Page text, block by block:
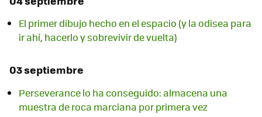
El primer dibujo hecho en el espacio (y la odisea para
ir ahí, hacerlo y sobrevivir de vuelta)
03 septiembre
Perseverance lo ha conseguido: almacena una
muestra de roca marciana por primera vez